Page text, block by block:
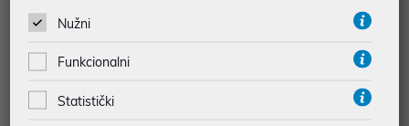
Memorija USB 2.0 Stick 64GB AD
Memorija USB 2.0 Stick 32GB AD
Nužni
Funkcionalni
Statistički